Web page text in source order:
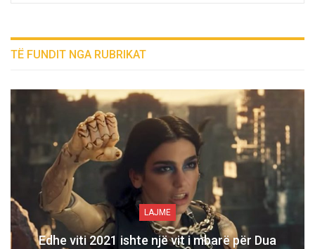
TË FUNDIT NGA RUBRIKAT
LAJME
Edhe viti 2021 ishte një vit i mbarë për Dua